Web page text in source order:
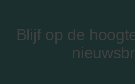
Blijf op de